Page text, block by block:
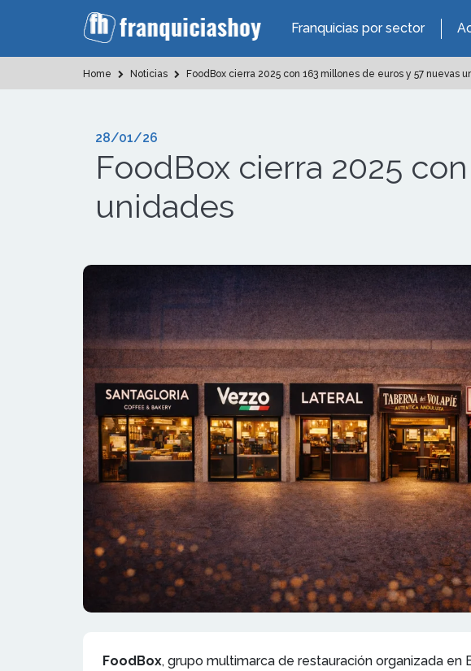
Franquicias por sector
Home Noticias FoodBox cierra 2025 con 163 millones de euros y 57 nuevas
28/01/26
FoodBox cierra 2025
unidades
FoodBox, grupo multimarca de restauración organizada en